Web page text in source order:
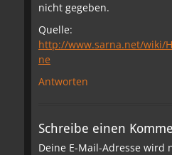
nicht gegeben.
Quelle:
http://www.sarna.net/wiki/
ne
Antworten
Schreibe einen
Deine E-Mail-Adresse wird